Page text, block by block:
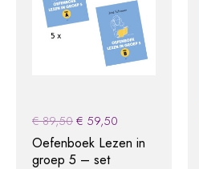
€89,50Original
price
was:
€ 89,50.
€ 59,50
price
is:
Oefenboek Lezen in
groep 5 – set